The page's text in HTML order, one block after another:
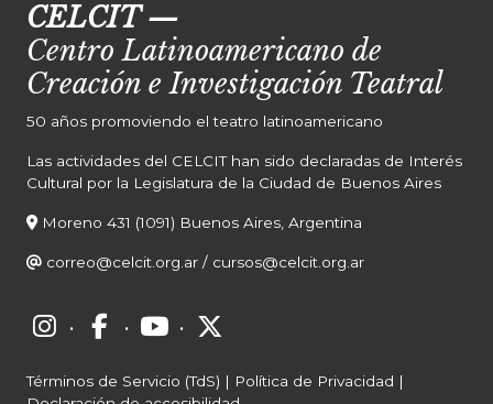
CELCIT—
Centro Latinoamericano de
Creación e Investigación Teatral
50 años promoviendo el teatro latinoamericano
Las actividades del CELCIT han sido declaradas de Interés
Cultural por la Legislatura de la Ciudad de Buenos Aires
Moreno 431 (1091) Buenos Aires, Argentina
correo@celcit.org.ar / cursos@celcit.org.ar
· · ·
Términos de Servicio (TdS) | Política de Privacidad |